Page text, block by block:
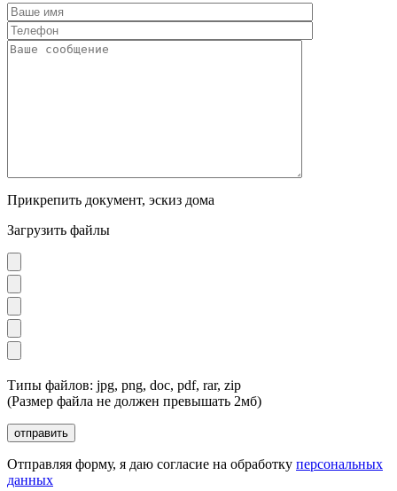
Прикрепить документ, эскиз дома
Загрузить файлы
Типы файлов: jpg, png, doc, pdf, rar, zip
(Размер файла не должен превышать 2мб)
Отправляя форму, я даю согласие на обработку персональных
данных